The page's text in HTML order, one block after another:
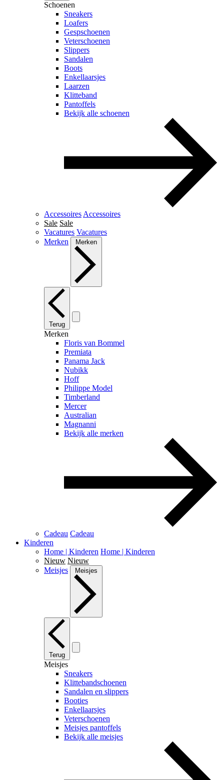
Schoenen
Sneakers
Loafers
Gespschoenen
Veterschoenen
Slippers
Sandalen
Boots
Enkellaarsjes
Laarzen
Klitteband
Pantoffels
Bekijk alle schoenen
Accessoires Accessoires
Sale Sale
Vacatures Vacatures
Merken
Merken
Terug
Merken
Floris van Bommel
Premiata
Panama Jack
Nubikk
Hoff
Philippe Model
Timberland
Mercer
Australian
Magnanni
Bekijk alle merken
Cadeau Cadeau
Kinderen
Home | Kinderen Home | Kinderen
Nieuw Nieuw
Meisjes
Meisjes
Terug
Meisjes
Sneakers
Klittebandschoenen
Sandalen en slippers
Booties
Enkellaarsjes
Veterschoenen
Meisjes pantoffels
Bekijk alle meisjes